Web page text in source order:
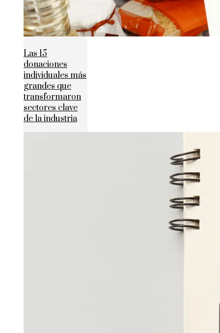
Las 15
donaciones
individuales más
grandes que
transformaron
sectores clave
de la industria